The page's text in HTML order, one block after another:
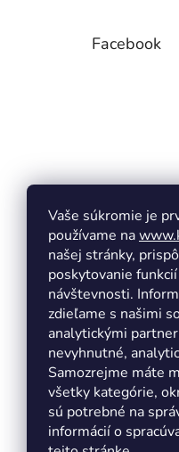
Vaše súkromie je
používame na
našej stránky,
poskytovanie
návštevnosti.
zdieľame s našimi
analytickými
nevyhnutné,
Samozrejme máte
všetky kategórie,
sú potrebné na
informácií o
Facebook
Copyright